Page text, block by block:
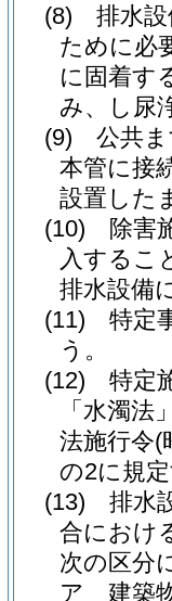
(8)
排水
ために必
に固着す
み、し尿
(9)
公共
本管に接
設置した
(10)
除害
入するこ
排水設備
(11)
特定
う。
(12)
特定
「水濁法
法施行令(
の2に規
(13)
排水
合におけ
次の区分
ア
建築